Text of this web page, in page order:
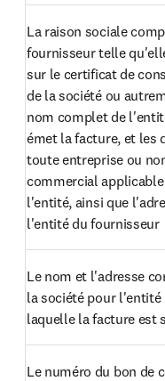
La raison sociale
fournisseur telle
sur le certificat de
de la société ou
nom complet de
émet la facture, et les
toute entreprise ou
commercial
l'entité, ainsi que
l'entité du fournisseur
Le nom et l'adresse
la société pour l'entité
laquelle la facture est
Le numéro du bon de